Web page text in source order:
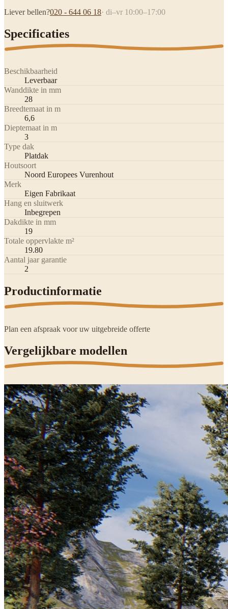
Liever bellen?020 - 644 06 18· di–vr 10:00–17:00
Specificaties
Beschikbaarheid
Leverbaar
Wanddikte in mm
28
Breedtemaat in m
6,6
Dieptemaat in m
3
Type dak
Platdak
Houtsoort
Noord Europees Vurenhout
Merk
Eigen Fabrikaat
Hang en sluitwerk
Inbegrepen
Dakdikte in mm
19
Totale oppervlakte m²
19.80
Aantal jaar garantie
2
Productinformatie
Plan een afspraak voor uw uitgebreide offerte
Vergelijkbare modellen